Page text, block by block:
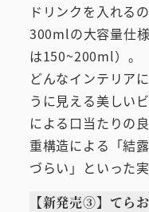
ドリンクを入れる
300mlの大容量仕
は150~200ml）。
どんなインテリア
うに見える美しい
による口当たりの
重構造による「結
づらい」といった
【新発売③】て